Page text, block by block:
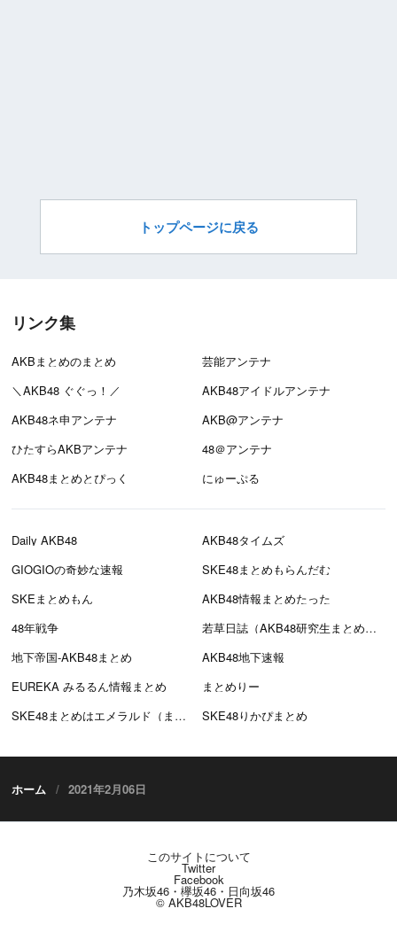
トップページに戻る
リンク集
AKBまとめのまとめ
芸能アンテナ
＼AKB48 ぐぐっ！／
AKB48アイドルアンテナ
AKB48ネ申アンテナ
AKB@アンテナ
ひたすらAKBアンテナ
48＠アンテナ
AKB48まとめとぴっく
にゅーぷる
Daily AKB48
AKB48タイムズ
GIOGIOの奇妙な速報
SKE48まとめもらんだむ
SKEまとめもん
AKB48情報まとめたった
48年戦争
若草日誌（AKB48研究生まとめブログ）
地下帝国-AKB48まとめ
AKB48地下速報
EUREKA みるるん情報まとめ
まとめりー
SKE48まとめはエメラルド（まとえめ）
SKE48りかぴまとめ
ホーム 2021年2月06日
このサイトについて
Twitter
Facebook
乃木坂46・欅坂46・日向坂46
© AKB48LOVER